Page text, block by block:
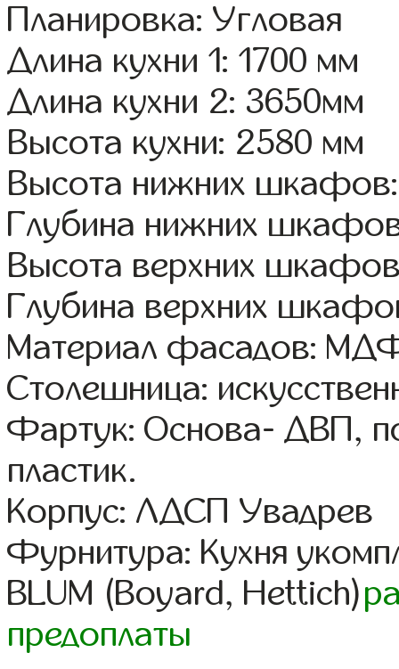
Планировка: Угловая
Длина кухни 1: 1700 мм
Длина кухни 2: 3650мм
Высота кухни: 2580 мм
Высота нижних
Глубина нижних
Высота верхних
Глубина верхних
Материал фасадов:
Столешница:
Фартук: Основа- ДВП,
пластик.
Корпус: ЛДСП Увадрев
Фурнитура: Кухня
BLUM (Boyard, Hettich)
предоплаты